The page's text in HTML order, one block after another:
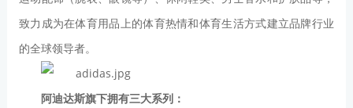
致力成为在体育用品上的体育热情和体育生活方式建立品牌行业
的全球领导者。
阿迪达斯旗下拥有三大系列：